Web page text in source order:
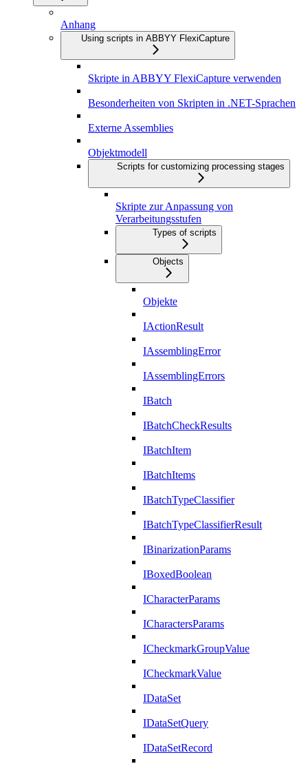
Anhang
Using scripts in ABBYY FlexiCapture
Skripte in ABBYY FlexiCapture verwenden
Besonderheiten von Skripten in .NET-Sprachen
Externe Assemblies
Objektmodell
Scripts for customizing processing stages
Skripte zur Anpassung von
Verarbeitungsstufen
Types of scripts
Objects
Objekte
IActionResult
IAssemblingError
IAssemblingErrors
IBatch
IBatchCheckResults
IBatchItem
IBatchItems
IBatchTypeClassifier
IBatchTypeClassifierResult
IBinarizationParams
IBoxedBoolean
ICharacterParams
ICharactersParams
ICheckmarkGroupValue
ICheckmarkValue
IDataSet
IDataSetQuery
IDataSetRecord